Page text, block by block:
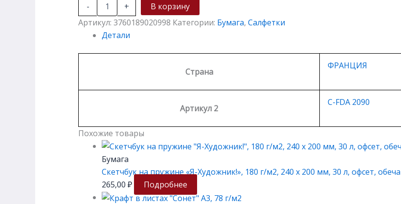
- +
В корзину
Артикул: 3760189020998 Категории: Бумага, Салфетки
Детали
Страна
ФРАНЦИЯ
Артикул 2
C-FDA 2090
Похожие товары
Бумага
Скетчбук на пружине «Я-Художник!», 180 г/м2, 240 х 200 мм, 30 л, офсет,
265,00 ₽ Подробнее